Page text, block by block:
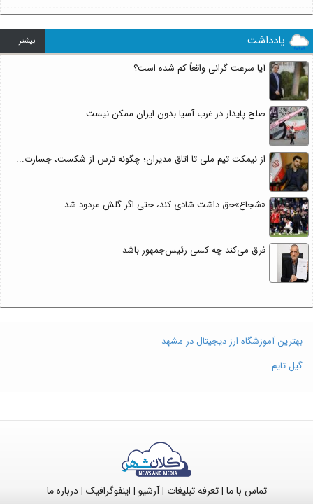
یادداشت بيشتر ...
آیا سرعت گرانی واقعاً کم شده است؟
صلح پایدار در غرب آسیا بدون ایران ممکن نیست
از نیمکت تیم ملی تا اتاق مدیران؛ چگونه ترس از شکست، جسارت...
«شجاع»حق داشت شادی کند، حتی اگر گلش مردود شد
فرق می‌کند چه کسی رئیس‌جمهور باشد
بهترین آموزشگاه ارز دیجیتال در مشهد
گیل تایم
تماس با ما |تعرفه تبلیغات |آرشیو | اینفوگرافیک |درباره ما